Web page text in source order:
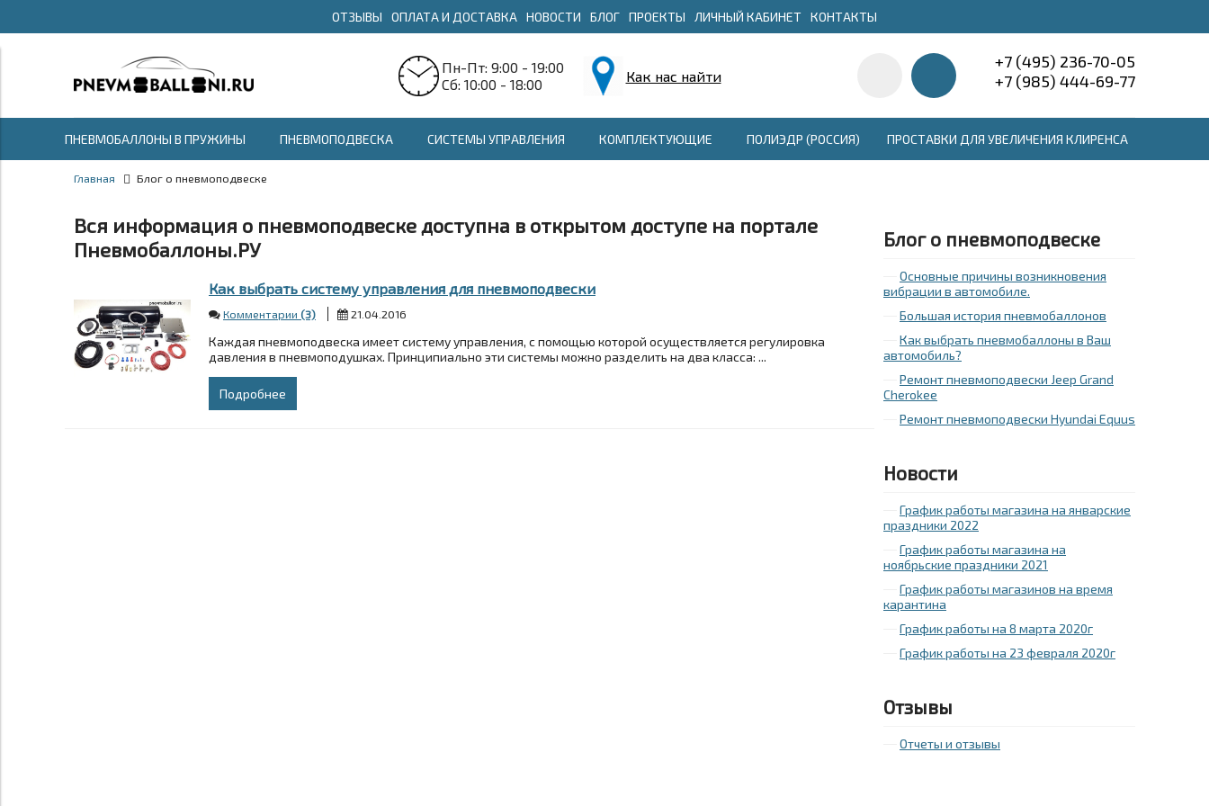
ОТЗЫВЫ ОПЛАТА И ДОСТАВКА НОВОСТИ БЛОГ ПРОЕКТЫ ЛИЧНЫЙ КАБИНЕТ КОНТАКТЫ
Пн-Пт: 9:00 - 19:00
Сб: 10:00 - 18:00
Как нас найти
+7 (495) 236-70-05
+7 (985) 444-69-77
ПНЕВМОБАЛЛОНЫ В ПРУЖИНЫ ПНЕВМОПОДВЕСКА СИСТЕМЫ УПРАВЛЕНИЯ КОМПЛЕКТУЮЩИЕ ПОЛИЭДР (РОССИЯ) ПРОСТАВКИ ДЛЯ УВЕЛИЧЕНИЯ КЛИРЕНСА
Главная Блог о пневмоподвеске
Вся информация о пневмоподвеске доступна в открытом доступе на портале
Пневмобаллоны.РУ
Как выбрать систему управления для пневмоподвески
Комментарии (3) 21.04.2016
Каждая пневмоподвеска имеет систему управления, с помощью которой осуществляется регулировка
давления в пневмоподушках. Принципиально эти системы можно разделить на два класса: ...
Подробнее
Блог о пневмоподвеске
Основные причины возникновения
вибрации в автомобиле.
Большая история пневмобаллонов
Как выбрать пневмобаллоны в Ваш
автомобиль?
Ремонт пневмоподвески Jeep Grand
Cherokee
Ремонт пневмоподвески Hyundai Equus
Новости
График работы магазина на январские
праздники 2022
График работы магазина на
ноябрьские праздники 2021
График работы магазинов на время
карантина
График работы на 8 марта 2020г
График работы на 23 февраля 2020г
Отзывы
Отчеты и отзывы